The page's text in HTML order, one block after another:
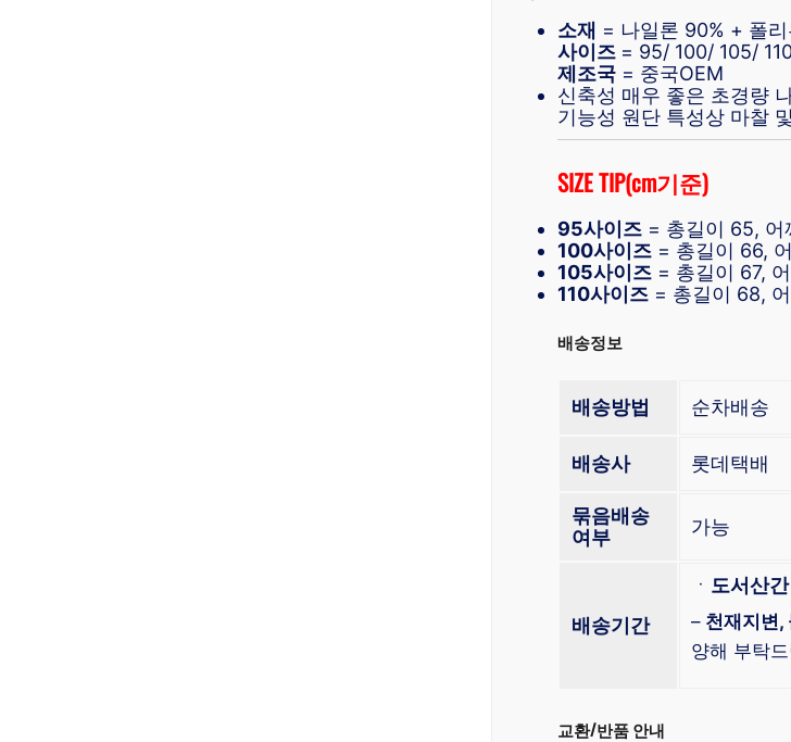
소재 = 나일론 90% + 폴리
사이즈 = 95/ 100/ 105/
제조국 = 중국OEM
신축성 매우 좋은 초경량
기능성 원단 특성상 마찰
SIZE TIP(cm기준)
95사이즈 = 총길이 65, 어
100사이즈 = 총길이 66,
105사이즈 = 총길이 67,
110사이즈 = 총길이 68,
배송정보
배송방법
순차배송
배송사 롯데택배
묶음배송
여부
가능
배송기간
ㆍ 도서산
– 천재지변,
양해 부탁
교환/반품 안내